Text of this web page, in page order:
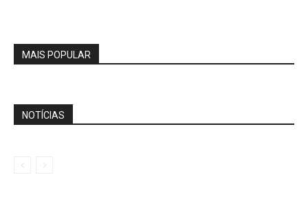
MAIS POPULAR
NOTÍCIAS